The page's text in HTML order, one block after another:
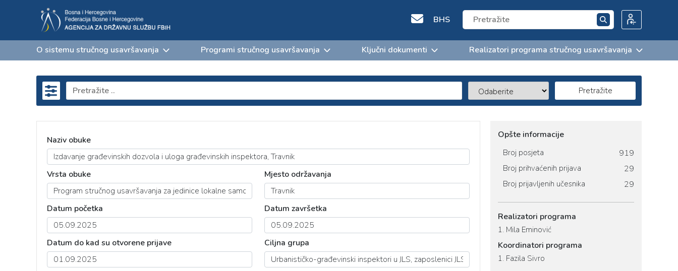
BHS
O sistemu stručnog usavršavanja Programi stručnog usavršavanja Ključni dokumenti Realizatori programa stručnog usavršavanja
Pretražite
Naziv obuke
Vrsta obuke Mjesto održavanja
Datum početka Datum završetka
Datum do kad su otvorene prijave Ciljna grupa
Opšte informacije
Broj posjeta 919
Broj prihvaćenih prijava 29
Broj prijavljenih učesnika 29
Realizatori programa
1. Mila Eminović
Koordinatori programa
1. Fazila Sivro